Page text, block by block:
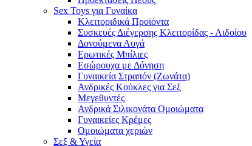
Sex Toys για Γυναίκα
Κλειτοριδικά Προϊόντα
Συσκευές Διέγερσης Κλειτορίδας - Αιδοίου
Δονούμενα Αυγά
Ερωτικές Μπίλιες
Εσώρουχα με Δόνηση
Γυναικεία Στραπόν (Ζωνάτα)
Ανδρικές Κούκλες για Σεξ
Μεγεθυντές
Ανδρικά Σιλικονάτα Ομοιώματα
Γυναικείες Κρέμες
Ομοιώματα χεριών
Σεξ & Υγεία